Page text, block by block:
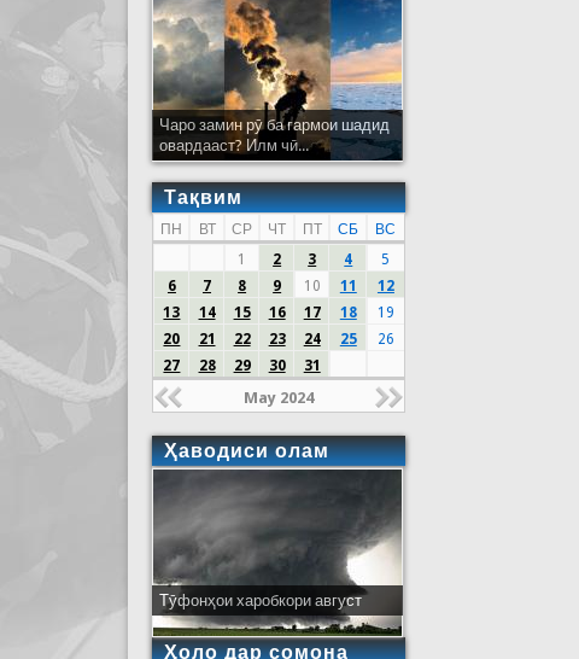
Чаро замин рӯ ба гармои шадид
овардааст? Илм чӣ...
Тақвим
ПН ВТ СР ЧТ ПТ СБ
ВС
1
2 3 4
5
6
7 8 9 10 11
12
13
14 15 16 17 18
19
20
21 22 23 24 25
26
27
28 29 30 31
May 2024
Ҳаводиси олам
Тӯфонҳои харобкори август
Ҳоло дар сомона